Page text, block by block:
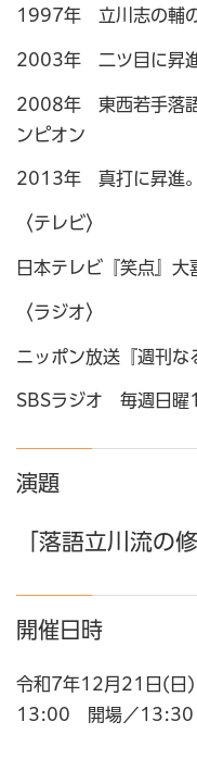
1997年 立川志の輔
2003年 二ツ目に昇
2008年 東西若手落語
ンピオン
2013年 真打に昇進
〈テレビ〉
日本テレビ『笑点』大
〈ラジオ〉
ニッポン放送『週刊な
SBSラジオ 毎週日曜
演題
「落語立川流の
開催日時
令和7年12月21日(日)
13:00 開場／